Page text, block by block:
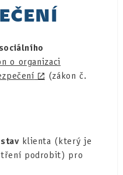
o organizaci
(zákon č.
klienta (který je
podrobit) pro